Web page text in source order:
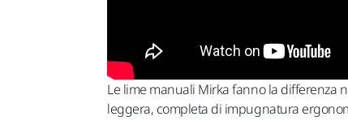
Le lime manuali Mirka fanno la differenza
leggera, completa di impugnatura